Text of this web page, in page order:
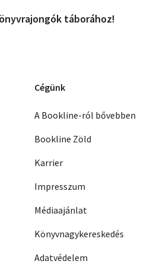
táborához!
Cégünk
A Bookline-ról bővebben
Bookline Zöld
Karrier
Impresszum
Médiaajánlat
Könyvnagykereskedés
Adatvédelem